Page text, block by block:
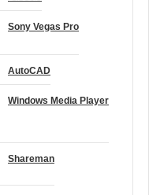
Sony Vegas Pro
AutoCAD
Windows Media Player
Shareman